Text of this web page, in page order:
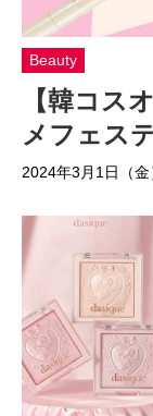
Beauty
【韓コス
メフェス
2024年3月1日（